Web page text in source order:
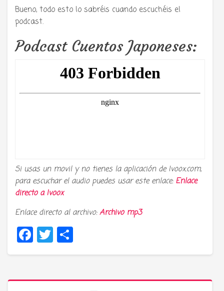
Bueno, todo esto lo sabréis cuando escuchéis el
podcast.
Podcast Cuentos Japoneses:
Si usas un movil y no tienes la aplicación de Ivoox.com,
para escuchar el audio puedes usar este enlace: Enlace
directo aIvoox
Enlace directo al archivo:Archivo mp3
Facebook
Twitter